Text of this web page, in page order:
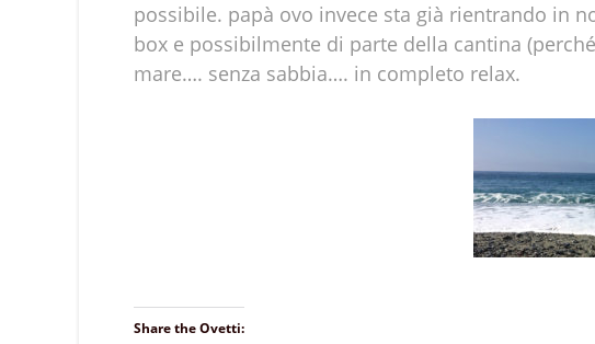
possibile. papà ovo invece sta già rientrando in
box e possibilmente di parte della cantina
mare…. senza sabbia…. in completo relax.
Share the Ovetti: